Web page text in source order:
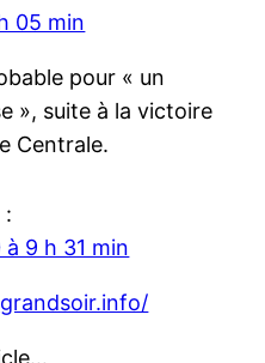
05 min
pour « un
», suite à la victoire
Centrale.
:
9 h 31 min